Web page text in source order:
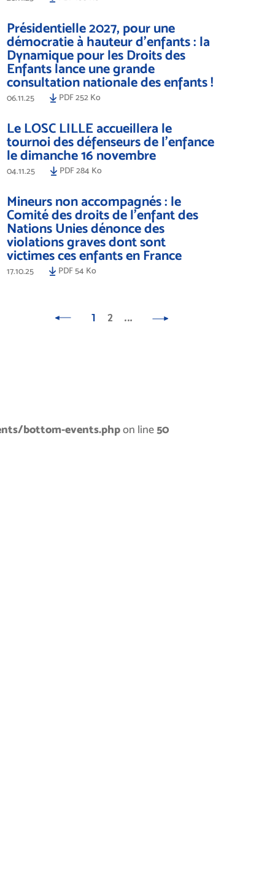
Présidentielle 2027, pour une
démocratie à hauteur d’enfants : la
Dynamique pour les Droits des
Enfants lance une grande
consultation nationale des enfants !
06.11.25 PDF 252 Ko
Le LOSC LILLE accueillera le
tournoi des défenseurs de l'enfance
le dimanche 16 novembre
04.11.25 PDF 284 Ko
Mineurs non accompagnés : le
Comité des droits de l’enfant des
Nations Unies dénonce des
violations graves dont sont
victimes ces enfants en France
17.10.25 PDF 54 Ko
1 2 …
bottom-events.phpon line50